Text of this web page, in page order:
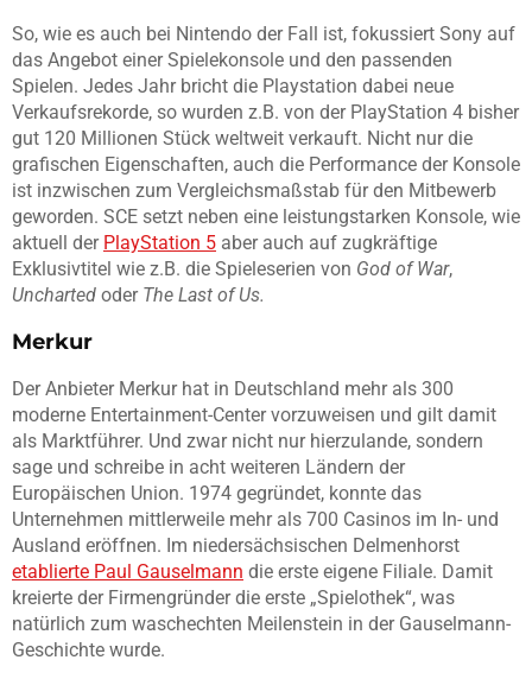
So, wie es auch bei Nintendo der Fall ist, fokussiert Sony auf
das Angebot einer Spielekonsole und den passenden
Spielen. Jedes Jahr bricht die Playstation dabei neue
Verkaufsrekorde, so wurden z.B. von der PlayStation 4 bisher
gut 120 Millionen Stück weltweit verkauft. Nicht nur die
grafischen Eigenschaften, auch die Performance der Konsole
ist inzwischen zum Vergleichsmaßstab für den Mitbewerb
geworden. SCE setzt neben eine leistungstarken Konsole, wie
aktuell der PlayStation 5 aber auch auf zugkräftige
Exklusivtitel wie z.B. die Spieleserien von God of War,
Uncharted oder The Last of Us.
Merkur
Der Anbieter Merkur hat in Deutschland mehr als 300
moderne Entertainment-Center vorzuweisen und gilt damit
als Marktführer. Und zwar nicht nur hierzulande, sondern
sage und schreibe in acht weiteren Ländern der
Europäischen Union. 1974 gegründet, konnte das
Unternehmen mittlerweile mehr als 700 Casinos im In- und
Ausland eröffnen. Im niedersächsischen Delmenhorst
etablierte Paul Gauselmann die erste eigene Filiale. Damit
kreierte der Firmengründer die erste „Spielothek“, was
natürlich zum waschechten Meilenstein in der Gauselmann-
Geschichte wurde.